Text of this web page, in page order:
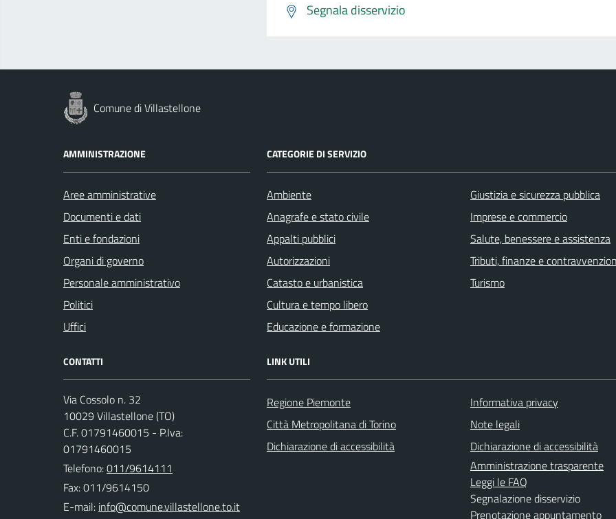
Segnala disservizio
Comune di Villastellone
AMMINISTRAZIONE
Aree amministrative
Documenti e dati
Enti e fondazioni
Organi di governo
Personale amministrativo
Politici
Uffici
CATEGORIE DI SERVIZIO
Ambiente
Anagrafe e stato civile
Appalti pubblici
Autorizzazioni
Catasto e urbanistica
Cultura e tempo libero
Educazione e formazione
Giustizia e sicurezza pubblica
Imprese e commercio
Salute, benessere e assistenza
Tributi, finanze e
Turismo
CONTATTI
Via Cossolo n. 32
10029 Villastellone (TO)
C.F. 01791460015 - P.Iva:
01791460015
Telefono:011/9614111
Fax: 011/9614150
E-mail:
LINK UTILI
Regione Piemonte
Città Metropolitana di Torino
Dichiarazione di accessibilità
Informativa privacy
Note legali
Dichiarazione di accessibilità
Amministrazione trasparente
Leggi le FAQ
Segnalazione disservizio
Prenotazione appuntamento